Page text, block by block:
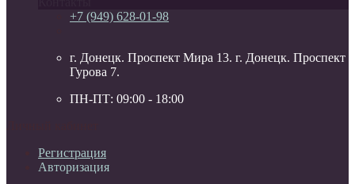
+7 (949) 628-01-98
г. Донецк. Проспект Мира 13. г. Донецк. Проспект
Гурова 7.
ПН-ПТ: 09:00 - 18:00
Регистрация
Авторизация